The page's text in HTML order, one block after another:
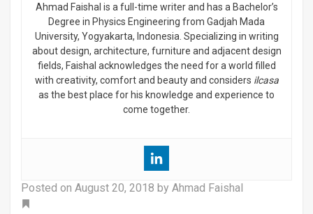
Ahmad Faishal is a full-time writer and has a Bachelor’s
Degree in Physics Engineering from Gadjah Mada
University, Yogyakarta, Indonesia. Specializing in writing
about design, architecture, furniture and adjacent design
fields, Faishal acknowledges the need for a world filled
with creativity, comfort and beauty and considers ilcasa
as the best place for his knowledge and experience to
come together.
Posted on August 20, 2018 by Ahmad Faishal